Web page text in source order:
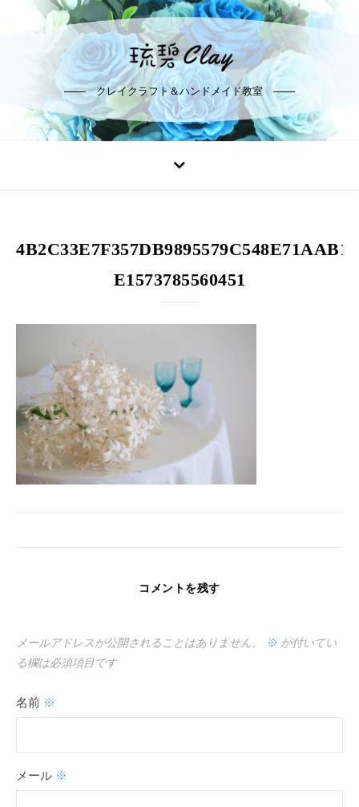
クレイクラフト＆ハンドメイド教室
4B2C33E7F357DB9895579C548E71AAB1-
E1573785560451
コメントを残す
メールアドレスが公開されることはありません。 ※ が付いてい
る欄は必須項目です
名前 ※
メール ※